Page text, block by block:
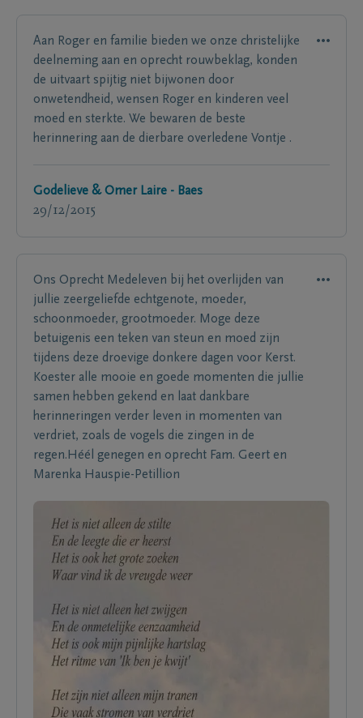
Aan Roger en familie bieden we onze christelijke
deelneming aan en oprecht rouwbeklag, konden
de uitvaart spijtig niet bijwonen door
onwetendheid, wensen Roger en kinderen veel
moed en sterkte. We bewaren de beste
herinnering aan de dierbare overledene Vontje .
Godelieve & Omer Laire - Baes
29/12/2015
Ons Oprecht Medeleven bij het overlijden van
jullie zeergeliefde echtgenote, moeder,
schoonmoeder, grootmoeder. Moge deze
betuigenis een teken van steun en moed zijn
tijdens deze droevige donkere dagen voor Kerst.
Koester alle mooie en goede momenten die jullie
samen hebben gekend en laat dankbare
herinneringen verder leven in momenten van
verdriet, zoals de vogels die zingen in de
regen.Héél genegen en oprecht Fam. Geert en
Marenka Hauspie-Petillion